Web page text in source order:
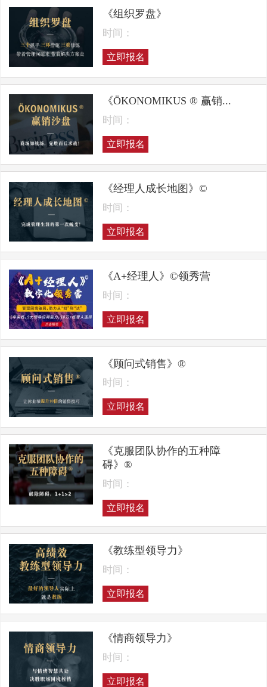
《组织罗盘》
时间：
立即报名
《ÖKONOMIKUS ® 赢销...
时间：
立即报名
《经理人成长地图》©
时间：
立即报名
《A+经理人》©领秀营
时间：
立即报名
《顾问式销售》®
时间：
立即报名
《克服团队协作的五种障
碍》®
时间：
立即报名
《教练型领导力》
时间：
立即报名
《情商领导力》
时间：
立即报名